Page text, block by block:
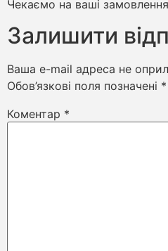
Чекаємо на ваші
Залишити
Ваша e-mail адреса не
Обов’язкові поля позначені *
Коментар *